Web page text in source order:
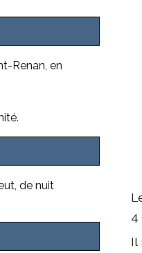
Renan, en
de nuit
4
Il